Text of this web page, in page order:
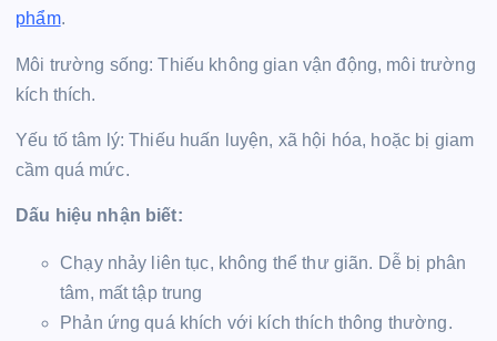
phẩm.
Môi trường sống: Thiếu không gian vận động, môi trường
kích thích.
Yếu tố tâm lý: Thiếu huấn luyện, xã hội hóa, hoặc bị giam
cầm quá mức.
Dấu hiệu nhận biết:
Chạy nhảy liên tục, không thể thư giãn. Dễ bị phân
tâm, mất tập trung
Phản ứng quá khích với kích thích thông thường.